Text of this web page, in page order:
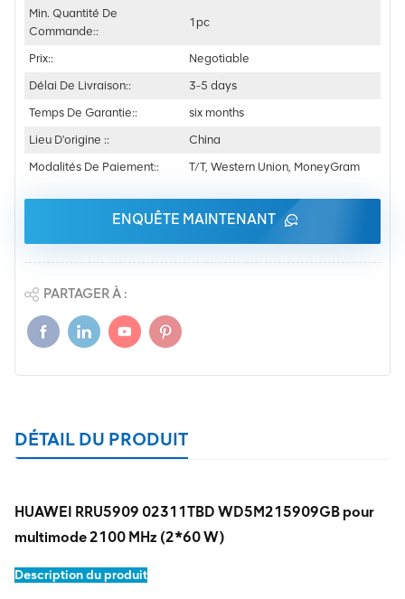
Min. Quantité De
Commande::
1pc
Prix::
Negotiable
Délai De Livraison::
3-5 days
Temps De Garantie::
six months
Lieu D'origine ::
China
Modalités De Paiement::
T/T, Western Union, MoneyGram
ENQUÊTE MAINTENANT
PARTAGER À :
DÉTAIL DU PRODUIT
HUAWEI RRU5909 02311TBD WD5M215909GB pour
multimode 2100 MHz (2*60 W)
Description du produit